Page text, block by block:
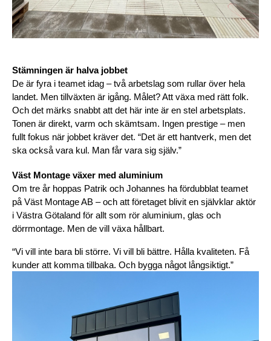
Stämningen är halva jobbet
De är fyra i teamet idag – två arbetslag som rullar över hela
landet. Men tillväxten är igång. Målet? Att växa med rätt folk.
Och det märks snabbt att det här inte är en stel arbetsplats.
Tonen är direkt, varm och skämtsam. Ingen prestige – men
fullt fokus när jobbet kräver det. “Det är ett hantverk, men det
ska också vara kul. Man får vara sig själv.”
Väst Montage växer med aluminium
Om tre år hoppas Patrik och Johannes ha fördubblat teamet
på Väst Montage AB – och att företaget blivit en självklar aktör
i Västra Götaland för allt som rör aluminium, glas och
dörrmontage. Men de vill växa hållbart.
“Vi vill inte bara bli större. Vi vill bli bättre. Hålla kvaliteten. Få
kunder att komma tillbaka. Och bygga något långsiktigt.”